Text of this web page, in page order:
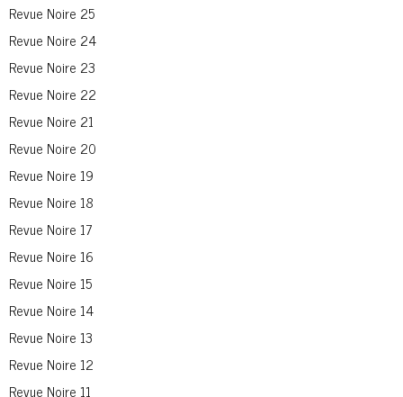
Revue Noire 25
Revue Noire 24
Revue Noire 23
Revue Noire 22
Revue Noire 21
Revue Noire 20
Revue Noire 19
Revue Noire 18
Revue Noire 17
Revue Noire 16
Revue Noire 15
Revue Noire 14
Revue Noire 13
Revue Noire 12
Revue Noire 11